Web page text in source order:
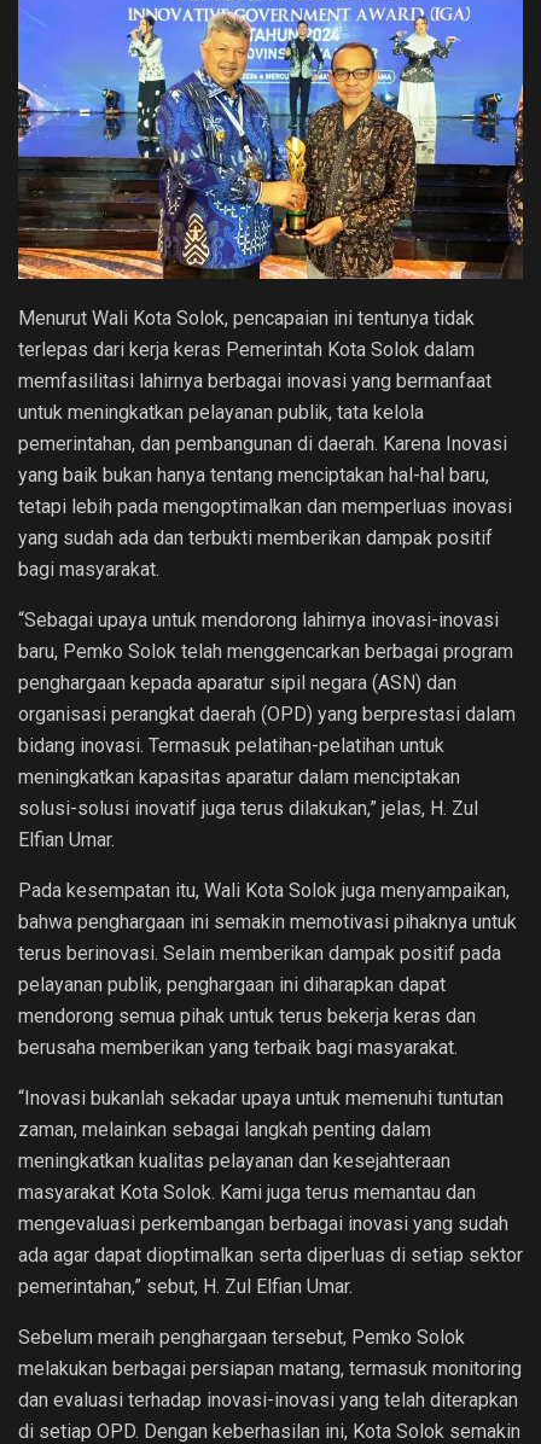
Menurut Wali Kota Solok, pencapaian ini tentunya tidak
terlepas dari kerja keras Pemerintah Kota Solok dalam
memfasilitasi lahirnya berbagai inovasi yang bermanfaat
untuk meningkatkan pelayanan publik, tata kelola
pemerintahan, dan pembangunan di daerah. Karena Inovasi
yang baik bukan hanya tentang menciptakan hal-hal baru,
tetapi lebih pada mengoptimalkan dan memperluas inovasi
yang sudah ada dan terbukti memberikan dampak positif
bagi masyarakat.
“Sebagai upaya untuk mendorong lahirnya inovasi-inovasi
baru, Pemko Solok telah menggencarkan berbagai program
penghargaan kepada aparatur sipil negara (ASN) dan
organisasi perangkat daerah (OPD) yang berprestasi dalam
bidang inovasi. Termasuk pelatihan-pelatihan untuk
meningkatkan kapasitas aparatur dalam menciptakan
solusi-solusi inovatif juga terus dilakukan,” jelas, H. Zul
Elfian Umar.
Pada kesempatan itu, Wali Kota Solok juga menyampaikan,
bahwa penghargaan ini semakin memotivasi pihaknya untuk
terus berinovasi. Selain memberikan dampak positif pada
pelayanan publik, penghargaan ini diharapkan dapat
mendorong semua pihak untuk terus bekerja keras dan
berusaha memberikan yang terbaik bagi masyarakat.
“Inovasi bukanlah sekadar upaya untuk memenuhi tuntutan
zaman, melainkan sebagai langkah penting dalam
meningkatkan kualitas pelayanan dan kesejahteraan
masyarakat Kota Solok. Kami juga terus memantau dan
mengevaluasi perkembangan berbagai inovasi yang sudah
ada agar dapat dioptimalkan serta diperluas di setiap sektor
pemerintahan,” sebut, H. Zul Elfian Umar.
Sebelum meraih penghargaan tersebut, Pemko Solok
melakukan berbagai persiapan matang, termasuk monitoring
dan evaluasi terhadap inovasi-inovasi yang telah diterapkan
di setiap OPD. Dengan keberhasilan ini, Kota Solok semakin